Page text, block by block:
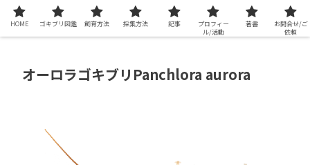
オーロラゴキブリPanchlora aurora
HOME ゴキブリ図鑑 飼育方法 採集方法 記事
プロフィー
ル/活動
著書
お問合せ/ご
依頼